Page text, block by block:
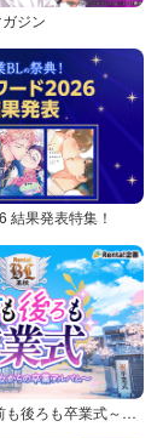
ジン
結果発表特集！
Renta!BL高校 前も後ろも卒業式～童貞・処女からの卒業アルバム～